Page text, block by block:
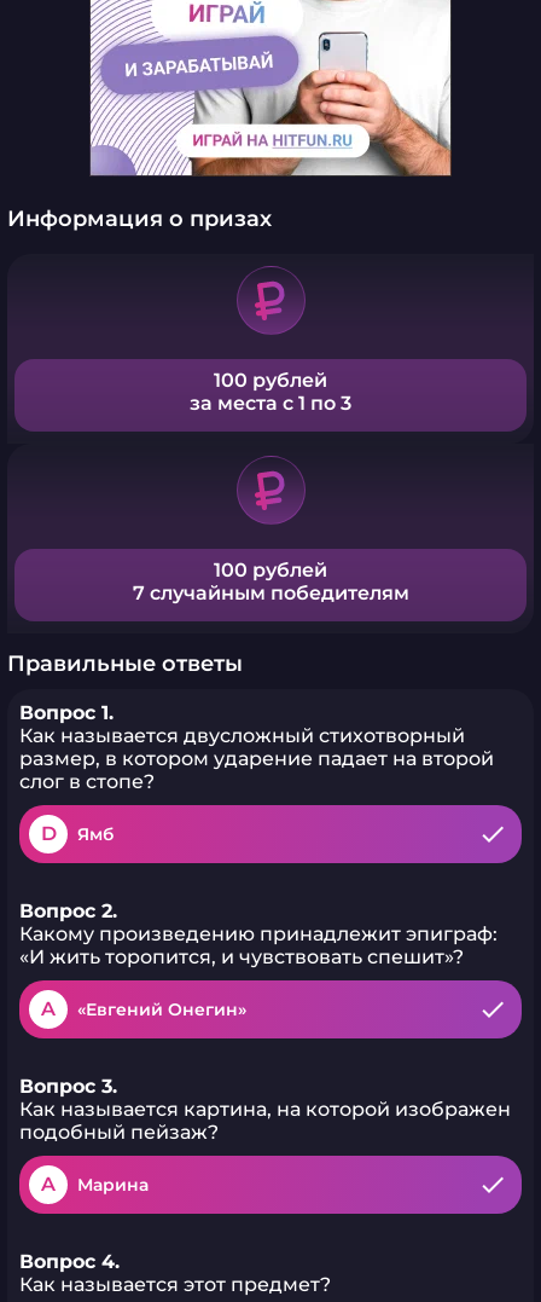
Информация о призах
100 рублей
за места с 1 по 3
100 рублей
7 случайным победителям
Правильные ответы
Вопрос 1.
Как называется двусложный стихотворный
размер, в котором ударение падает на второй
слог в стопе?
D Ямб
Вопрос 2.
Какому произведению принадлежит эпиграф:
«И жить торопится, и чувствовать спешит»?
A «Евгений Онегин»
Вопрос 3.
Как называется картина, на которой изображен
подобный пейзаж?
A Марина
Вопрос 4.
Как называется этот предмет?